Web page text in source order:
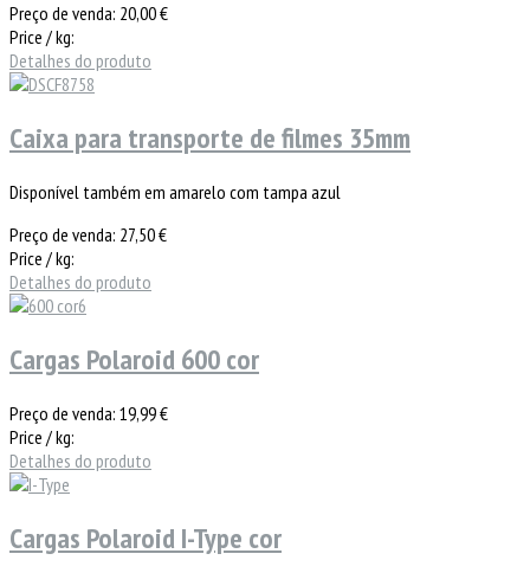
Preço de venda: 20,00 €
Price / kg:
Detalhes do produto
Caixa para transporte de filmes 35mm
Disponível também em amarelo com tampa azul
Preço de venda: 27,50 €
Price / kg:
Detalhes do produto
Cargas Polaroid 600 cor
Preço de venda: 19,99 €
Price / kg:
Detalhes do produto
Cargas Polaroid I-Type cor